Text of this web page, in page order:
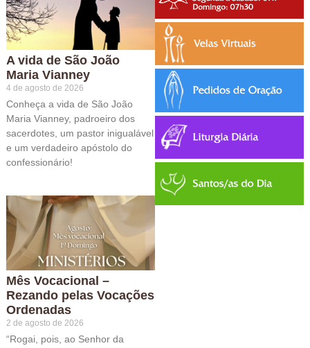
A vida de São João
Maria Vianney
4 de agosto de 2026
Conheça a vida de São João
Maria Vianney, padroeiro dos
sacerdotes, um pastor inigualável
e um verdadeiro apóstolo do
confessionário!
Mês Vocacional –
Rezando pelas Vocações
Ordenadas
2 de agosto de 2026
“Rogai, pois, ao Senhor da